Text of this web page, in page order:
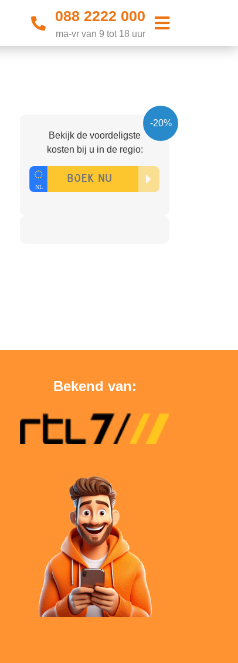
088 2222 000
ma-vr van 9 tot 18 uur
-20%
Bekijk de voordeligste
kosten bij u in de regio:
Bekend van: